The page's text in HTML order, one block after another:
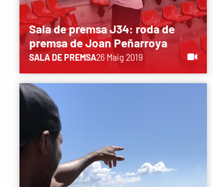
Sala de premsa J34: roda de
premsa de Joan Peñarroya
SALA DE PREMSA26 Maig 2019